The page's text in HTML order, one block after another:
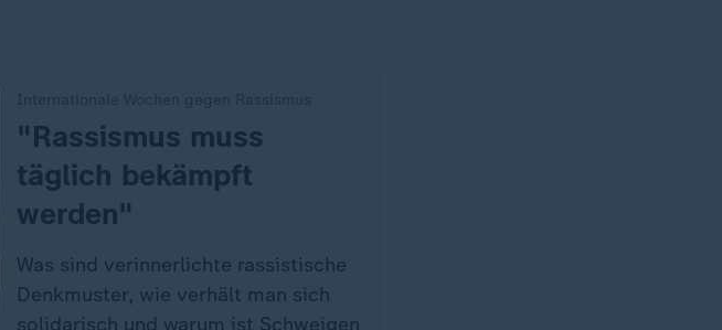
:"Rassismus muss
täglich bekämpft
werden"
Was sind verinnerlichte rassistische
Denkmuster, wie verhält man sich
solidarisch und warum ist Schweigen